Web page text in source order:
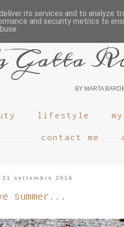
Gatta
BY MARTA
lifestyle
contact me
settembre 2016
summer...
its services and to analyze
and security metrics to